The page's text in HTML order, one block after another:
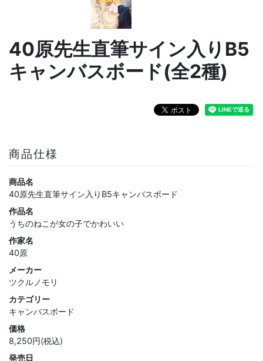
40原先生直筆サイン入りB5
キャンバスボード(全2種)
商品仕様
商品名
40原先生直筆サイン入りB5キャンバスボード
作品名
うちのねこが女の子でかわいい
作家名
40原
メーカー
ツクルノモリ
カテゴリー
キャンバスボード
価格
8,250円(税込)
発売日